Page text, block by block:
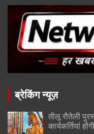
ब्रेकिंग न्यूज़
तीलू रौतेली
कार्यकर्तियां